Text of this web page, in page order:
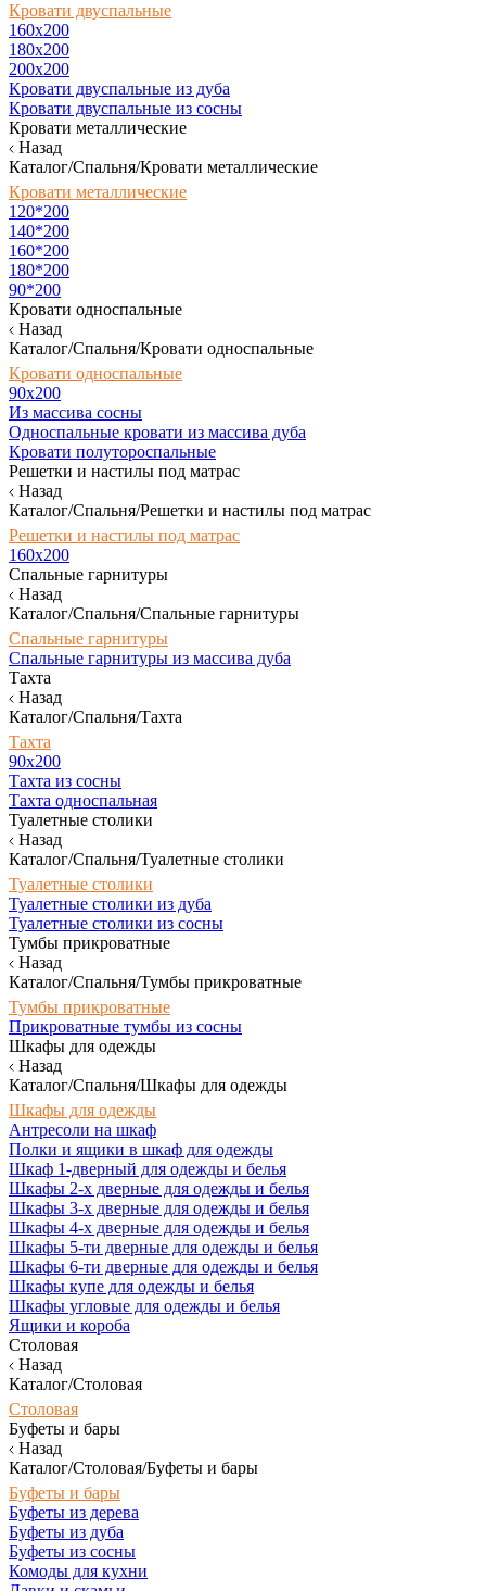
Кровати двуспальные
160х200
180x200
200x200
Кровати двуспальные из дуба
Кровати двуспальные из сосны
Кровати металлические
Назад
Каталог/Спальня/Кровати металлические
Кровати металлические
120*200
140*200
160*200
180*200
90*200
Кровати односпальные
Назад
Каталог/Спальня/Кровати односпальные
Кровати односпальные
90х200
Из массива сосны
Односпальные кровати из массива дуба
Кровати полутороспальные
Решетки и настилы под матрас
Назад
Каталог/Спальня/Решетки и настилы под матрас
Решетки и настилы под матрас
160х200
Спальные гарнитуры
Назад
Каталог/Спальня/Спальные гарнитуры
Спальные гарнитуры
Спальные гарнитуры из массива дуба
Тахта
Назад
Каталог/Спальня/Тахта
Тахта
90х200
Тахта из сосны
Тахта односпальная
Туалетные столики
Назад
Каталог/Спальня/Туалетные столики
Туалетные столики
Туалетные столики из дуба
Туалетные столики из сосны
Тумбы прикроватные
Назад
Каталог/Спальня/Тумбы прикроватные
Тумбы прикроватные
Прикроватные тумбы из сосны
Шкафы для одежды
Назад
Каталог/Спальня/Шкафы для одежды
Шкафы для одежды
Антресоли на шкаф
Полки и ящики в шкаф для одежды
Шкаф 1-дверный для одежды и белья
Шкафы 2-х дверные для одежды и белья
Шкафы 3-х дверные для одежды и белья
Шкафы 4-х дверные для одежды и белья
Шкафы 5-ти дверные для одежды и белья
Шкафы 6-ти дверные для одежды и белья
Шкафы купе для одежды и белья
Шкафы угловые для одежды и белья
Ящики и короба
Столовая
Назад
Каталог/Столовая
Столовая
Буфеты и бары
Назад
Каталог/Столовая/Буфеты и бары
Буфеты и бары
Буфеты из дерева
Буфеты из дуба
Буфеты из сосны
Комоды для кухни